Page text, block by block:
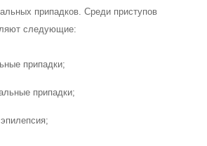
припадков. Среди приступов
следующие:
припадки;
припадки;